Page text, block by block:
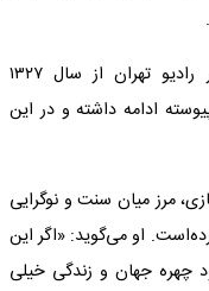
آهنگ‌سازی و خوانندگی امین‌الله رشیدی در رادیو تهران از سال ۱۳۲۷
سال ۱۳۴۴ به طور پیوسته ادامه داشته و در این
مرز میان سنت و نوگرایی
او می‌گوید: «اگر این
چهره جهان و زندگی خیلی